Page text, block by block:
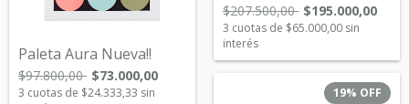
$207.500,00 $195.000,00
3 cuotas de $65.000,00 sin
interés
Paleta Aura Nueva!!
$97.800,00 $73.000,00
3 cuotas de $24.333,33 sin
19% OFF